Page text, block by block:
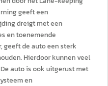
geeft een
dreigt met een
en toenemende
geeft de auto een sterk
Hierdoor kunnen veel
auto is ook uitgerust met
en